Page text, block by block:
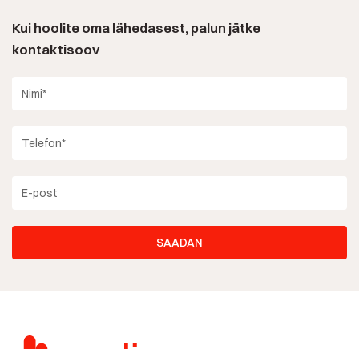
Kui hoolite oma lähedasest, palun jätke
kontaktisoov